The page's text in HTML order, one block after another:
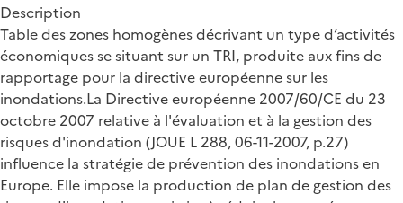
Description
Table des zones homogènes décrivant un type d’activités
économiques se situant sur un TRI, produite aux fins de
rapportage pour la directive européenne sur les
inondations.La Directive européenne 2007/60/CE du 23
octobre 2007 relative à l'évaluation et à la gestion des
risques d'inondation (JOUE L 288, 06-11-2007, p.27)
influence la stratégie de prévention des inondations en
Europe. Elle impose la production de plan de gestion des